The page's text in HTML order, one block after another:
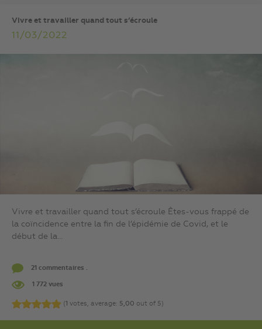
Vivre et travailler quand tout s’écroule
11/03/2022
Vivre et travailler quand tout s’écroule Êtes-vous frappé de
la coïncidence entre la fin de l’épidémie de Covid, et le
début de la...
21 commentaires .
1 772 vues
(1 votes, average: 5,00 out of 5)